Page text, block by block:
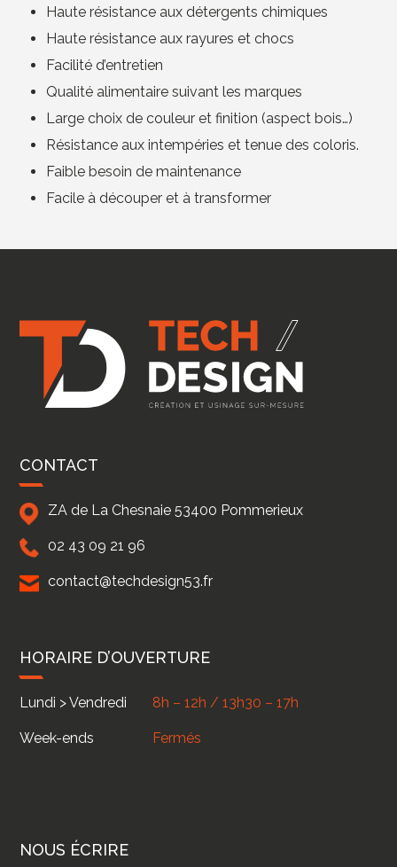
Haute résistance aux détergents chimiques
Haute résistance aux rayures et chocs
Facilité d’entretien
Qualité alimentaire suivant les marques
Large choix de couleur et finition (aspect bois…)
Résistance aux intempéries et tenue des coloris.
Faible besoin de maintenance
Facile à découper et à transformer
CONTACT
ZA de La Chesnaie 53400 Pommerieux
02 43 09 21 96
contact@techdesign53.fr
HORAIRE D’OUVERTURE
Lundi > Vendredi 8h – 12h / 13h30 – 17h
Week-ends Fermés
NOUS ÉCRIRE